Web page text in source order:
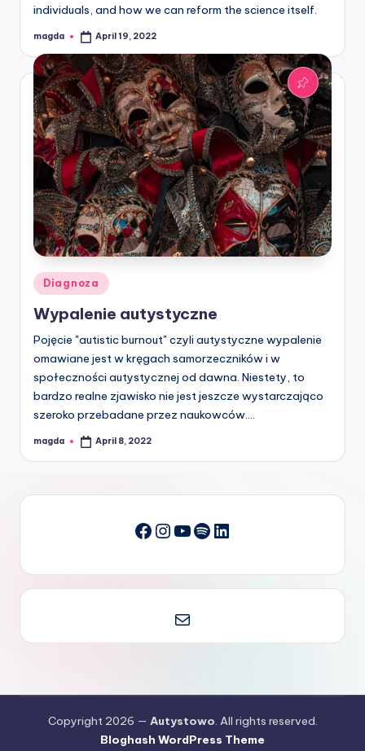
individuals, and how we can reform the science itself.
Posted
magda April 19, 2022
Posted
in
Diagnoza
Wypalenie autystyczne
Pojęcie "autistic burnout" czyli autystyczne wypalenie
omawiane jest w kręgach samorzeczników i w
społeczności autystycznej od dawna. Niestety, to
bardzo realne zjawisko nie jest jeszcze wystarczająco
szeroko przebadane przez naukowców.…
Posted
magda April 8, 2022
Facebook
Instagram
YouTube
Spotify
LinkedIn
Mail
Copyright 2026 — Autystowo. All rights reserved.
Bloghash WordPress Theme